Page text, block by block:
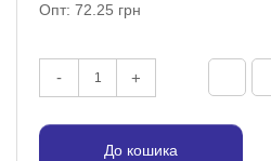
Опт: 72.25 грн
- +
До кошика